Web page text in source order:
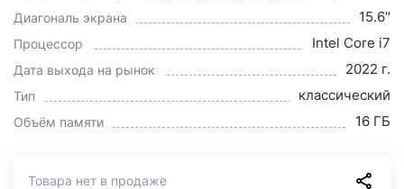
Диагональ экрана 15.6"
Процессор Intel Core i7
Дата выхода на рынок 2022 г.
Тип классический
Объём памяти 16 ГБ
Товара нет в продаже